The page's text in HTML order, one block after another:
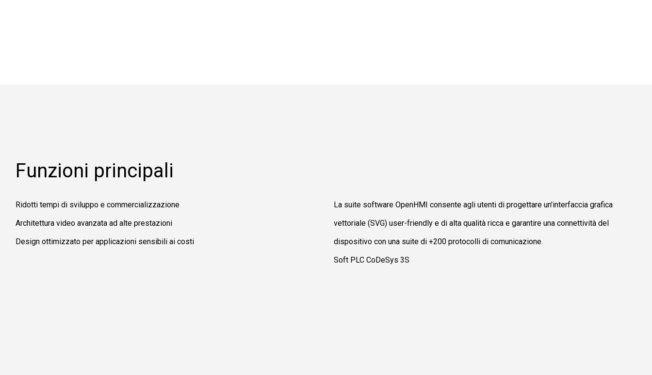
Funzioni principali
Ridotti tempi di sviluppo e commercializzazione
Architettura video avanzata ad alte prestazioni
Design ottimizzato per applicazioni sensibili ai costi
La suite software OpenHMI consente agli utenti di progettare un'interfaccia grafica
vettoriale (SVG) user-friendly e di alta qualità ricca e garantire una connettività del
dispositivo con una suite di +200 protocolli di comunicazione.
Soft PLC CoDeSys 3S